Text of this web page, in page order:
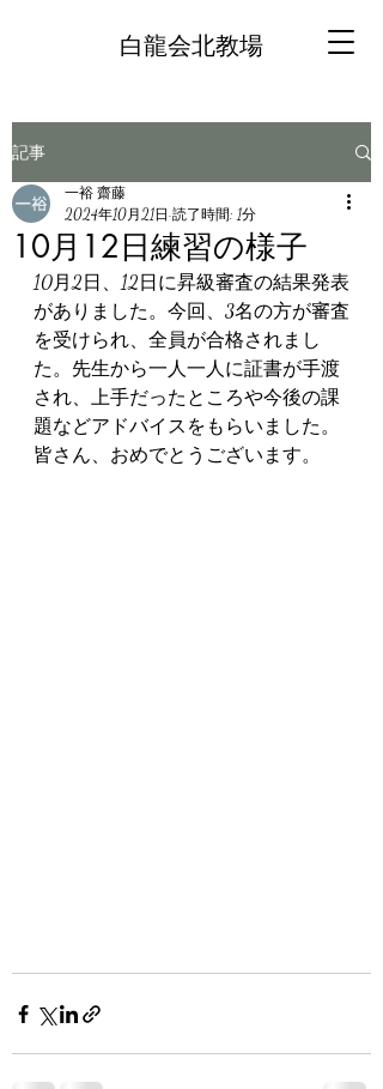
白龍会北教場
記事
10月12日練習の様子
一裕 齋藤
2024年10月21日 読了時間: 1分
10月2日、12日に昇級審査の結果発表
がありました。今回、3名の方が審査
を受けられ、全員が合格されまし
た。先生から一人一人に証書が手渡
され、上手だったところや今後の課
題などアドバイスをもらいました。
皆さん、おめでとうございます。